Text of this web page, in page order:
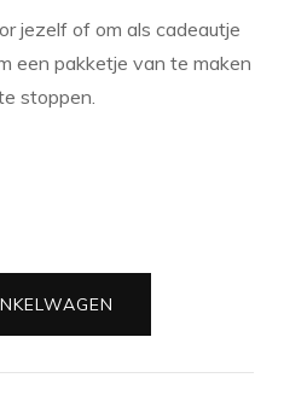
jezelf of om als cadeautje
een pakketje van te maken
stoppen.